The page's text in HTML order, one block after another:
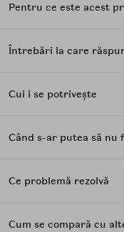
Society din
atent selectate,
aplicat in mai
Control al
luciul inestetic si
elegant, cu un
Pentru ce este acest
Întrebări la care
Cui i se potrivește
Când s-ar putea să nu
Ce problemă rezolvă
Cum se compară cu